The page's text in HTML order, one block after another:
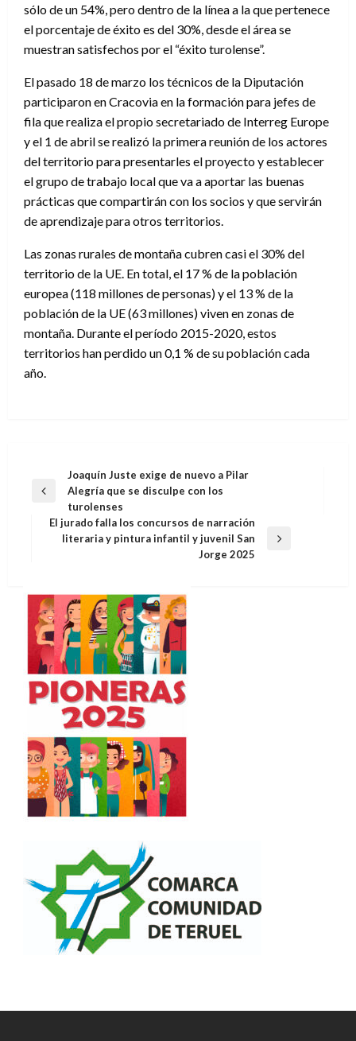
sólo de un 54%, pero dentro de la línea a la que pertenece
el porcentaje de éxito es del 30%, desde el área se
muestran satisfechos por el “éxito turolense”.
El pasado 18 de marzo los técnicos de la Diputación
participaron en Cracovia en la formación para jefes de
fila que realiza el propio secretariado de Interreg Europe
y el 1 de abril se realizó la primera reunión de los actores
del territorio para presentarles el proyecto y establecer
el grupo de trabajo local que va a aportar las buenas
prácticas que compartirán con los socios y que servirán
de aprendizaje para otros territorios.
Las zonas rurales de montaña cubren casi el 30% del
territorio de la UE. En total, el 17 % de la población
europea (118 millones de personas) y el 13 % de la
población de la UE (63 millones) viven en zonas de
montaña. Durante el período 2015-2020, estos
territorios han perdido un 0,1 % de su población cada
año.
Navegación
de
entradas
Entrada
Joaquín Juste exige de nuevo a Pilar
Alegría que se disculpe con los
turolenses
Entrada
El jurado falla los concursos de narración
literaria y pintura infantil y juvenil San
Jorge 2025